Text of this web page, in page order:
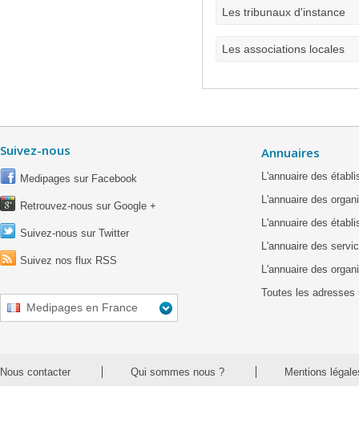
Les tribunaux d'instance
Les associations locales
Suivez-nous
Medipages sur Facebook
Retrouvez-nous sur Google +
Suivez-nous sur Twitter
Suivez nos flux RSS
Medipages en France
Annuaires
L'annuaire des
L'annuaire des
L'annuaire des
L'annuaire des
L'annuaire des
Toutes les adresses
Nous contacter Qui sommes nous ? Mentions